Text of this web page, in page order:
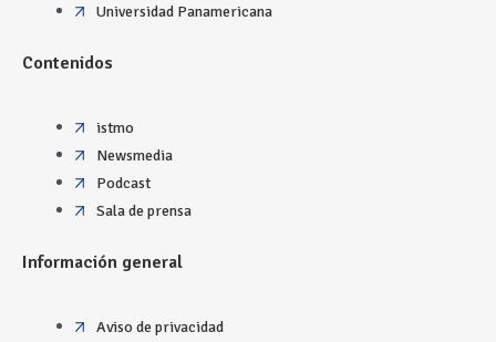
Universidad Panamericana
Contenidos
istmo
Newsmedia
Podcast
Sala de prensa
Información general
Aviso de privacidad